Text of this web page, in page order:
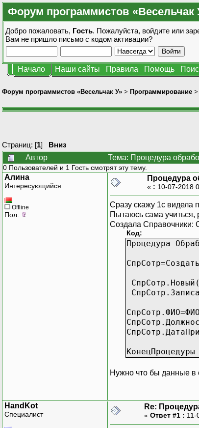
Форум программистов «Весельчак
Добро пожаловать, Гость. Пожалуйста, войдите или
Вам не пришло письмо с кодом активации?
Начало Наши сайты Правила Помощь
Форум программистов «Весельчак У» > Программирование >
Страниц: [1] Вниз
Автор
Тема: Процедура
0 Пользователей и 1 Гость смотрят эту тему.
Алина
Интересующийся
Offline
Пол:
Процедура
« : 10-07-2018
Сразу скажу 1с видела
Пытаюсь сама учиться,
Создала Справочники:
Код:
Процедура
КонецПроцедуры
Нужно что бы данные в
HandKot
Специалист
Re:
« Ответ #1 : 11-